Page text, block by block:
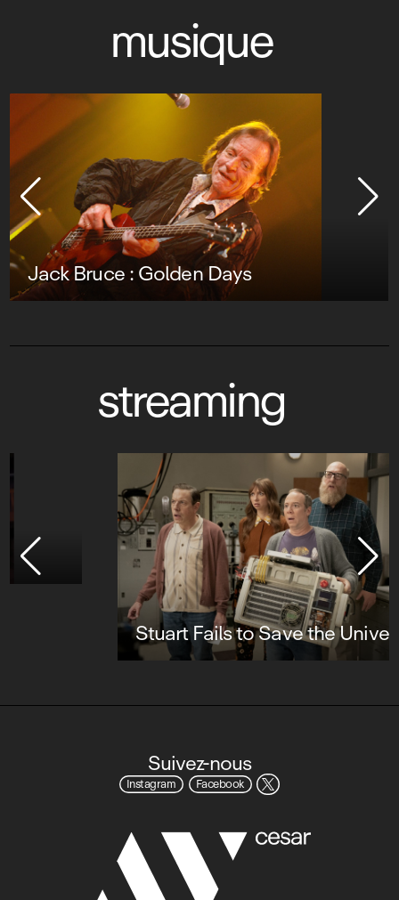
musique
Jack Bruce : Golden Days
streaming
Stuart Fails to Save the Universe
Suivez-nous
Instagram Facebook